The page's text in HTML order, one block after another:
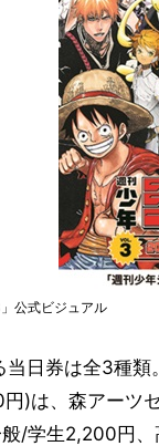
公式ビジュアル
当日券は全3種
)は、森アーツ
般/学生2,200円